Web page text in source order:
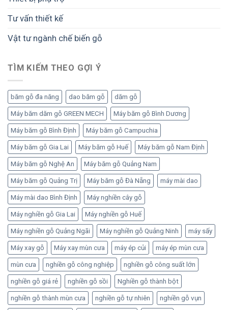
Tư vấn thiết kế
Vật tư ngành chế biến gỗ
TÌM KIẾM THEO GỢI Ý
băm gỗ đa năng dao băm gỗ dăm gỗ
Máy băm dăm gỗ GREEN MECH Máy băm gỗ Bình Dương
Máy băm gỗ Bình Định Máy băm gỗ Campuchia
Máy băm gỗ Gia Lai Máy băm gỗ Huế Máy băm gỗ Nam Định
Máy băm gỗ Nghệ An Máy băm gỗ Quảng Nam
Máy băm gỗ Quảng Trị Máy băm gỗ Đà Nẵng máy mài dao
Máy mài dao Bình Định Máy nghiền cây gỗ
Máy nghiền gỗ Gia Lai Máy nghiền gỗ Huế
Máy nghiền gỗ Quảng Ngãi Máy nghiền gỗ Quảng Ninh máy sấy
Máy xay gỗ Máy xay mùn cưa máy ép củi máy ép mùn cưa
mùn cưa nghiền gỗ công nghiệp nghiền gỗ công suất lớn
nghiền gỗ giá rẻ nghiền gỗ sồi Nghiền gỗ thành bột
nghiền gỗ thành mùn cưa nghiền gỗ tự nhiên nghiền gỗ vụn